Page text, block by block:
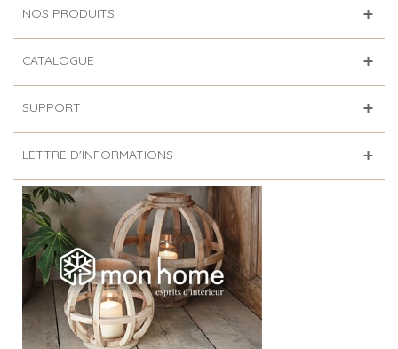
NOS PRODUITS
CATALOGUE
SUPPORT
LETTRE D'INFORMATIONS